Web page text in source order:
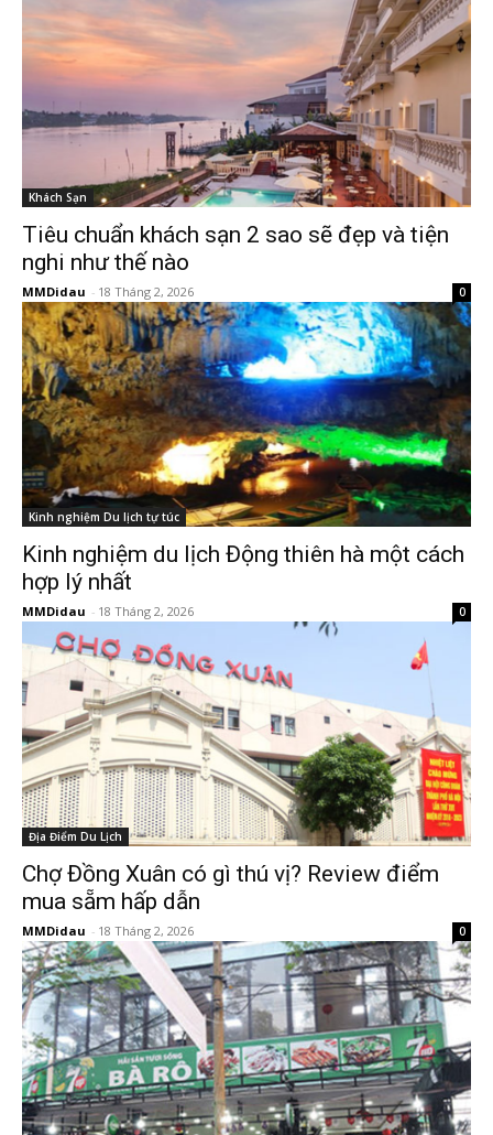
Khách Sạn
Tiêu chuẩn khách sạn 2 sao sẽ đẹp và tiện
nghi như thế nào
MMDidau - 18 Tháng 2, 2026 0
Kinh nghiệm Du lịch tự túc
Kinh nghiệm du lịch Động thiên hà một cách
hợp lý nhất
MMDidau - 18 Tháng 2, 2026 0
Địa Điểm Du Lịch
Chợ Đồng Xuân có gì thú vị? Review điểm
mua sẵm hấp dẫn
MMDidau - 18 Tháng 2, 2026 0